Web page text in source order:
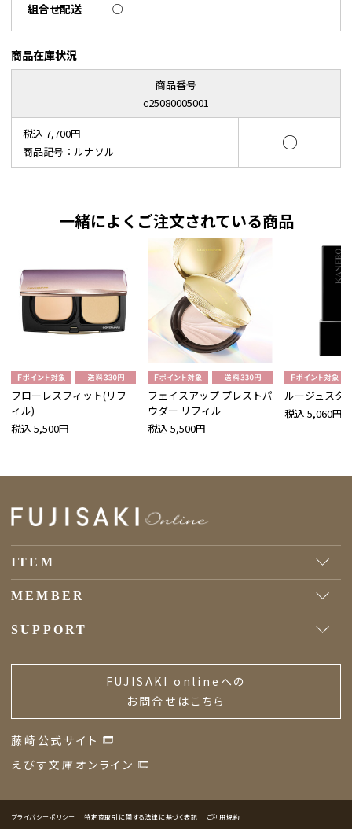
組合せ配送
○
商品在庫状況
商品番号
c25080005001
税込 7,700円
商品記号：ルナソル
○
一緒によくご注文されている商品
フローレスフィット(リフ
ィル)
税込 5,500円
フェイスアップ プレストパ
ウダー リフィル
税込 5,500円
ルージュスタ
税込 5,060円
ITEM
MEMBER
SUPPORT
FUJISAKI onlineへの
お問合せはこちら
藤崎公式サイト
えびす文庫オンライン
プライバシーポリシー 特定商取引に関する法律に基づく表記 ご利用規約